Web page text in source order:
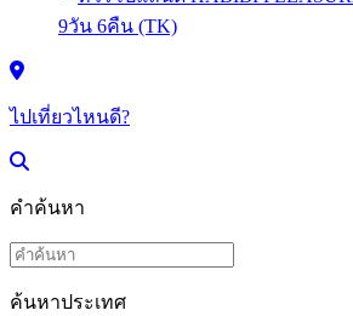
ไปเที่ยวไหนดี?
คำค้นหา
ค้นหาประเทศ